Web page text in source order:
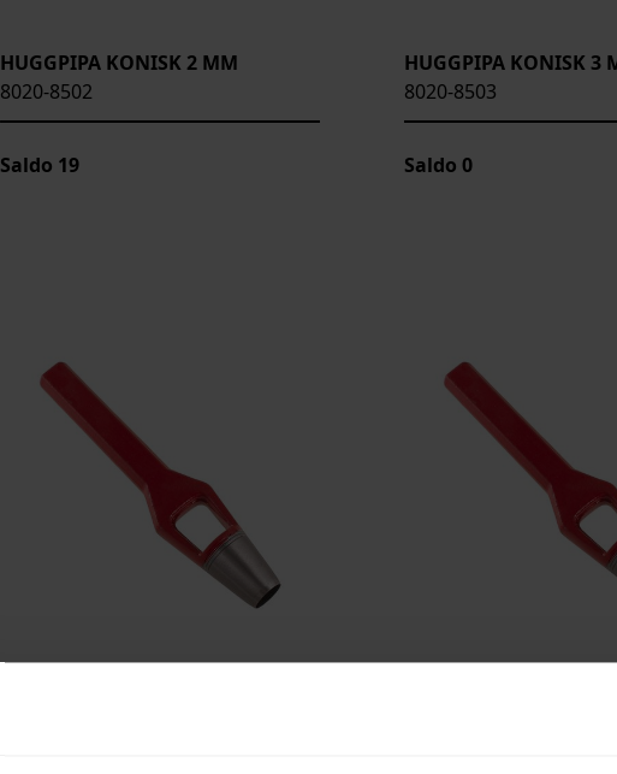
HUGGPIPA KONISK 2 MM
8020-8502
Saldo 19
HUGGPIPA KONISK 3
8020-8503
Saldo 0